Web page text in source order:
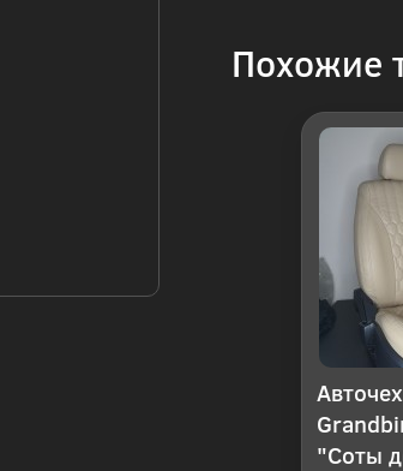
Похожие
"Соты